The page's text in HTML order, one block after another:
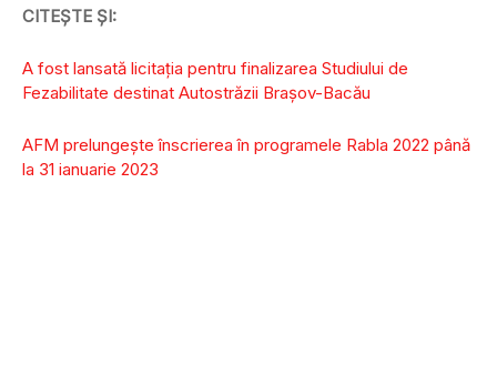
CITEȘTE ȘI:
A fost lansată licitația pentru finalizarea Studiului de
Fezabilitate destinat Autostrăzii Brașov-Bacău
AFM prelungește înscrierea în programele Rabla 2022 până
la 31 ianuarie 2023